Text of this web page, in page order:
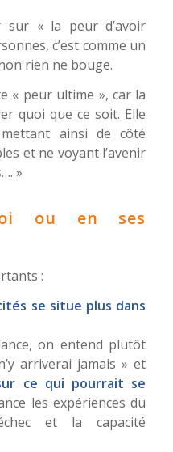
« la peur d’avoir
c’est comme un
rien ne bouge.
« peur ultime », car la
quoi que ce soit. Elle
ainsi de côté
et ne voyant l’avenir
»
ou en ses
:
se situe plus dans
on entend plutôt
arriverai jamais » et
ce qui pourrait se
les expériences du
et la capacité